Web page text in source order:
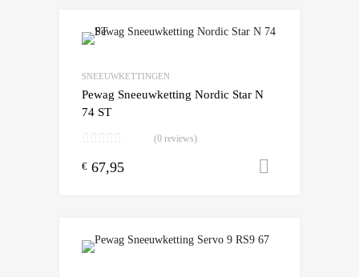
SNEEUWKETTINGEN
Pewag Sneeuwketting Nordic Star N
74 ST
(0 reviews)
€ 67,95